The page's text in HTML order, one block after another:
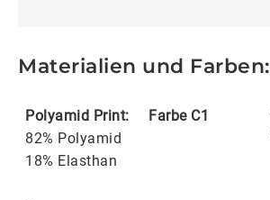
Materialien und Farben:
Polyamid Print:
82% Polyamid
18% Elasthan
Farbe C1